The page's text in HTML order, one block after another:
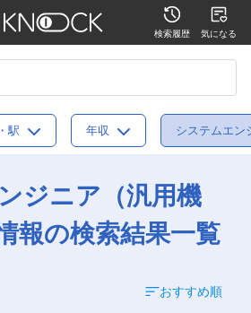
検索履歴 気になる
駅 年収 システムエン
ジニア（汎用機
報の検索結果一覧
おすすめ順